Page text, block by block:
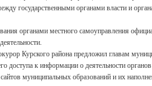
государственными органами власти и
органами местного самоуправления
Курского района предложил главам
доступа к информации о деятельности
муниципальных образований и их